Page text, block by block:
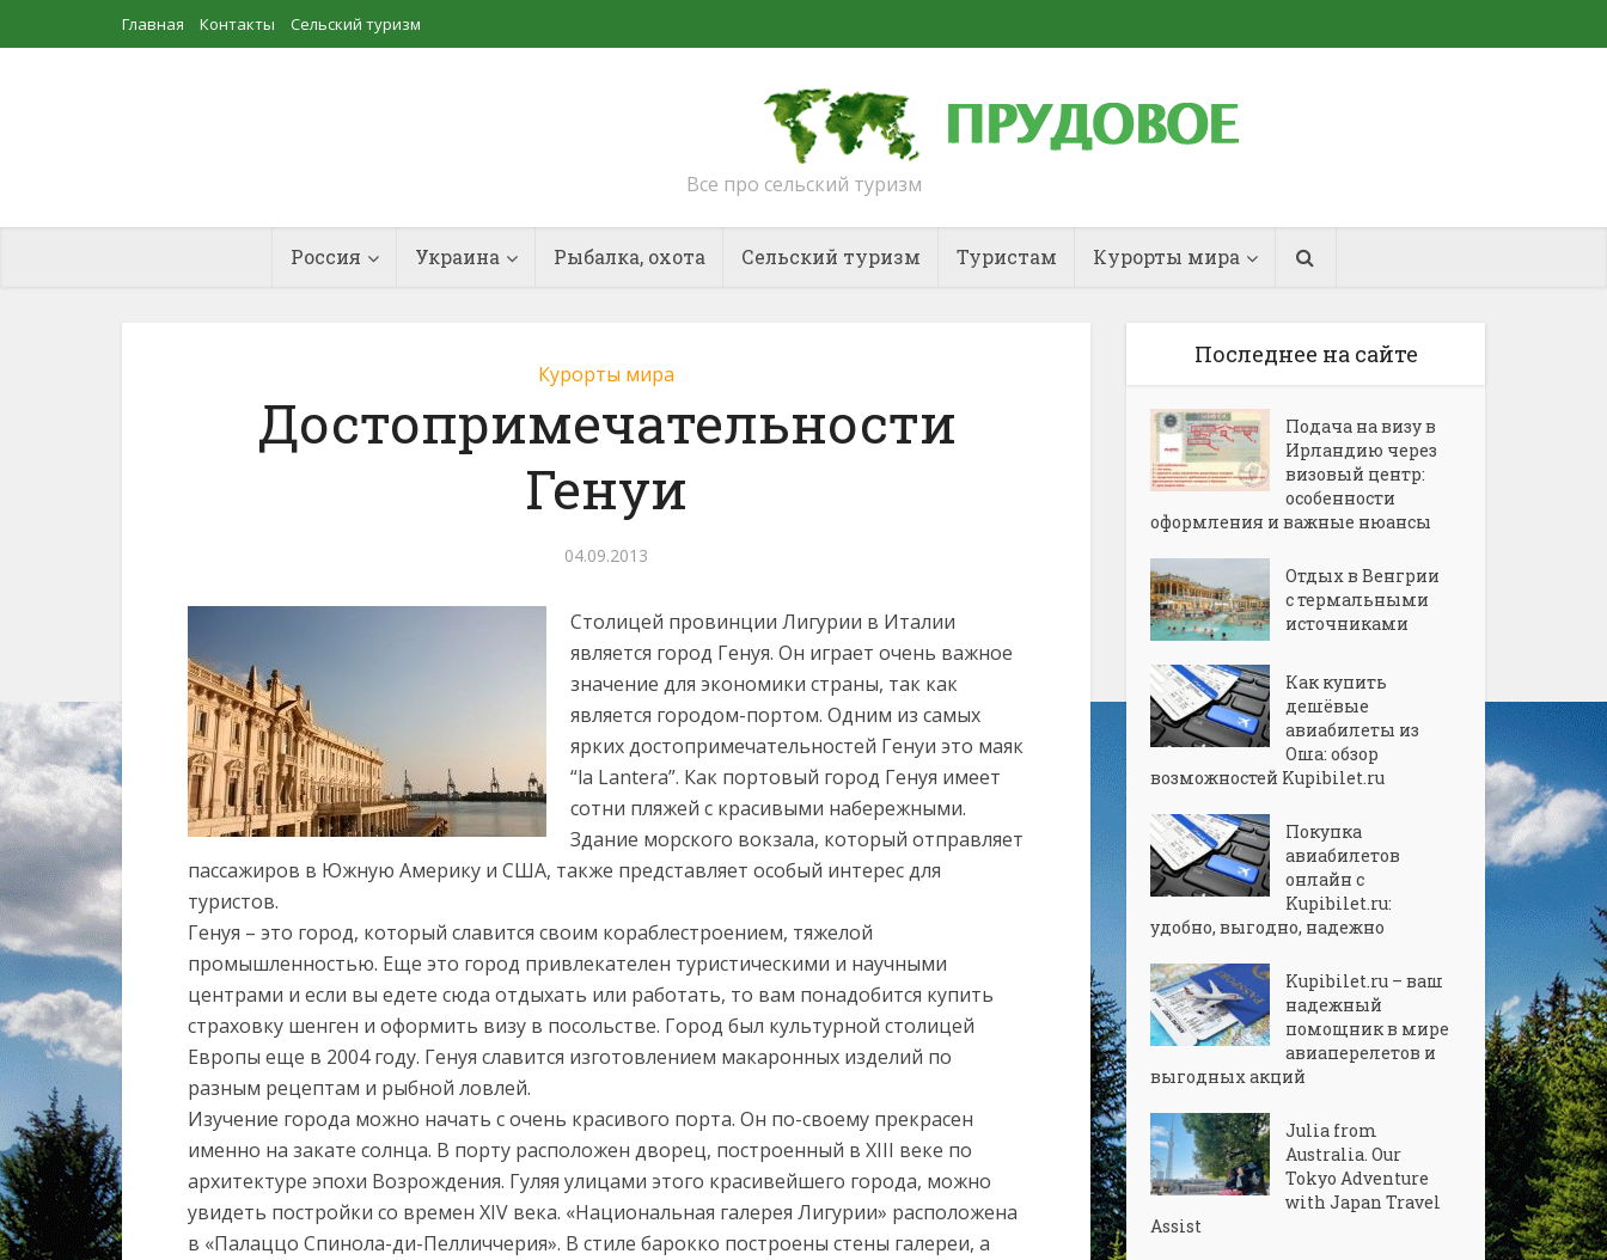
Главная Контакты Сельский туризм
Все про сельский туризм
Россия Украина Рыбалка, охота Сельский туризм Туристам Курорты мира
Курорты мира
Достопримечательности
Генуи
04.09.2013
Столицей провинции Лигурии в Италии
является город Генуя. Он играет очень важное
значение для экономики страны, так как
является городом-портом. Одним из самых
ярких достопримечательностей Генуи это маяк
“la Lantera”. Как портовый город Генуя имеет
сотни пляжей с красивыми набережными.
Здание морского вокзала, который отправляет
пассажиров в Южную Америку и США, также представляет особый интерес для
туристов.
Генуя – это город, который славится своим кораблестроением, тяжелой
промышленностью. Еще это город привлекателен туристическими и научными
центрами и если вы едете сюда отдыхать или работать, то вам понадобится купить
страховку шенген и оформить визу в посольстве. Город был культурной столицей
Европы еще в 2004 году. Генуя славится изготовлением макаронных изделий по
разным рецептам и рыбной ловлей.
Изучение города можно начать с очень красивого порта. Он по-своему прекрасен
именно на закате солнца. В порту расположен дворец, построенный в XIII веке по
архитектуре эпохи Возрождения. Гуляя улицами этого красивейшего города, можно
увидеть постройки со времен XIV века. «Национальная галерея Лигурии» расположена
в «Палаццо Спинола-ди-Пелличчерия». В стиле барокко построены стены галереи, а
Последнее на сайте
Подача на визу в
Ирландию через
визовый центр:
особенности
оформления и важные нюансы
Отдых в Венгрии
с термальными
источниками
Как купить
дешёвые
авиабилеты из
Оша: обзор
возможностей Kupibilet.ru
Покупка
авиабилетов
онлайн с
Kupibilet.ru:
удобно, выгодно, надежно
Kupibilet.ru – ваш
надежный
помощник в мире
авиаперелетов и
выгодных акций
Julia from
Australia. Our
Tokyo Adventure
with Japan Travel
Assist